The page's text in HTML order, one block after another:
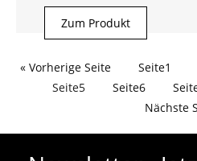
Zum Produkt
« Vorherige Seite Seite1
Seite5 Seite6
Nächste